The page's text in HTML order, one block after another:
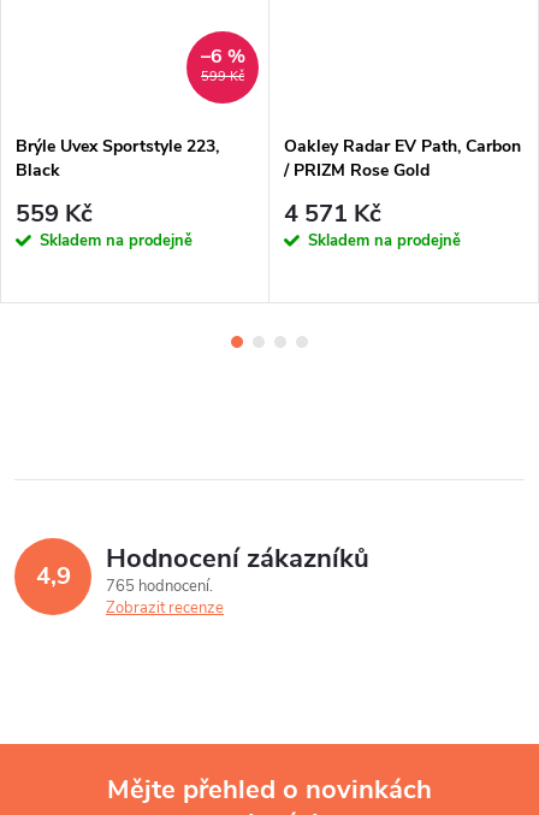
599 Kč
–6 %
Brýle Uvex Sportstyle 223,
Black
559 Kč
Skladem na prodejně
Oakley Radar EV Path, Carbon
/ PRIZM Rose Gold
4 571 Kč
Skladem na prodejně
4,9 Hodnocení zákazníků
765 hodnocení
Zobrazit recenze
Mějte přehled o novinkách